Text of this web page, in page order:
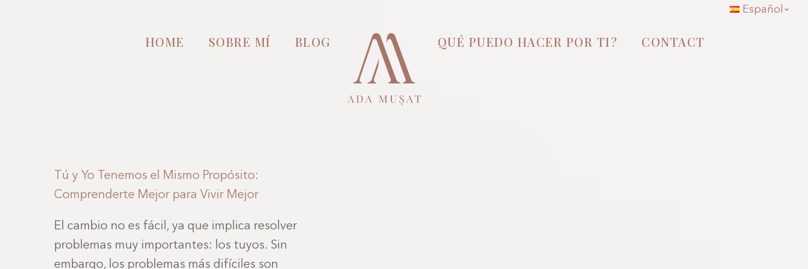
Español
HOME SOBRE MÍ BLOG QUÉ PUEDO HACER POR TI? CONTACT
Tú y Yo Tenemos el Mismo Propósito:
Comprenderte Mejor para Vivir Mejor
El cambio no es fácil, ya que implica resolver
problemas muy importantes: los tuyos. Sin
embargo, los problemas más difíciles son